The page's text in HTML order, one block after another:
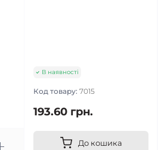
В наявності
Код товару: 7015
193.60 грн.
До кошика